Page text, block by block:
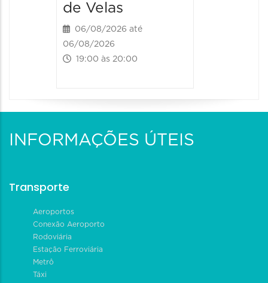
de Velas
06/08/2026 até
06/08/2026
19:00 às 20:00
INFORMAÇÕES ÚTEIS
Transporte
Aeroportos
Conexão Aeroporto
Rodoviária
Estação Ferroviária
Metrô
Táxi